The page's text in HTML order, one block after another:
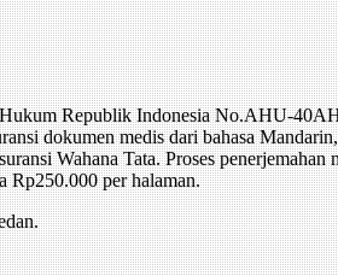
Republik Indonesia No.AHU-
dokumen medis dari bahasa
Wahana Tata. Proses
Rp250.000 per halaman.